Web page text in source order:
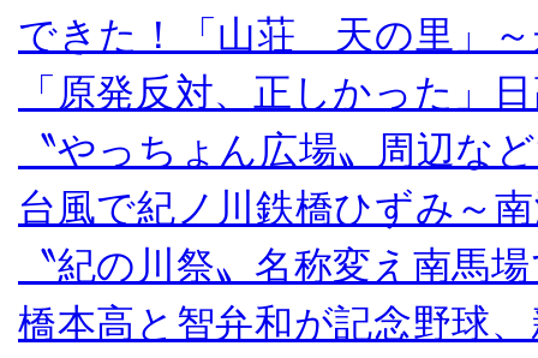
できた！「山荘 天の里」～
「原発反対、正しかった」
〝やっちょん広場〟周辺な
台風で紀ノ川鉄橋ひずみ～
〝紀の川祭〟名称変え南馬
橋本高と智弁和が記念野球